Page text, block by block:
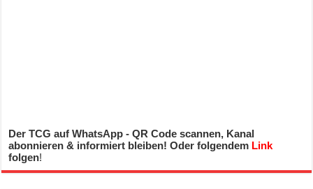
Der TCG auf WhatsApp - QR Code scannen, Kanal
abonnieren & informiert bleiben! Oder folgendem Link
folgen!